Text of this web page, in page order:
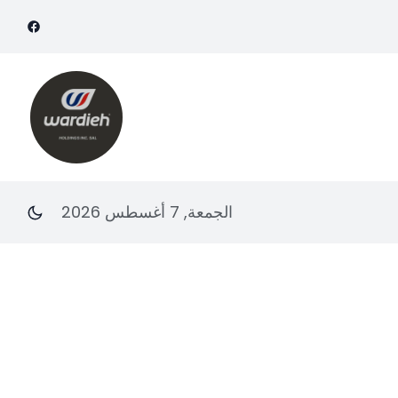
الجمعة, 7 أغسطس 2026